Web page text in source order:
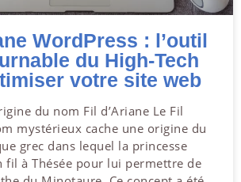
WordPress : l’outil
du High-Tech
votre site web
du nom Fil d’Ariane Le Fil
mystérieux cache une origine du
grec dans lequel la princesse
fil à Thésée pour lui permettre de